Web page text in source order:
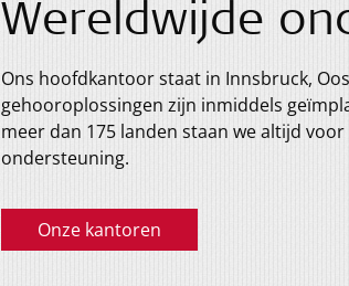
Wereldwijde
Ons hoofdkantoor staat in Innsbruck,
gehooroplossingen zijn inmiddels
meer dan 175 landen staan we altijd
ondersteuning.
Onze kantoren